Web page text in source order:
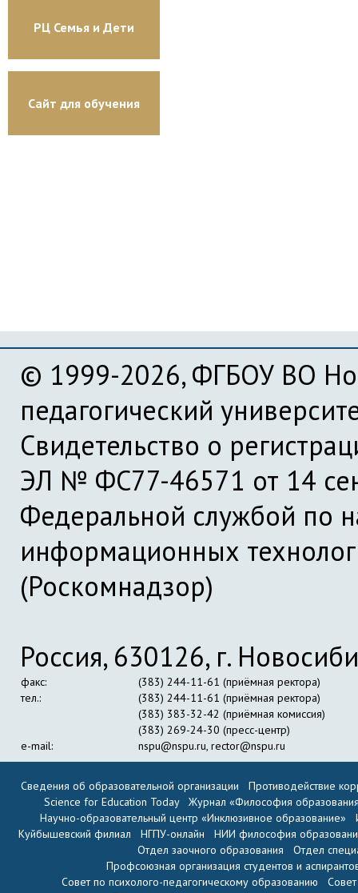
РЦ Семья и Дети
Сайт для обучения
© 1999-2026, ФГБОУ ВО
педагогический
Свидетельство о
ЭЛ № ФС77-46571 от 14
Федеральной службой по
информационных
(Роскомнадзор)
Россия, 630126, г.
факс:
(383) 244-11-61 (приёмная ректора)
тел.:
(383) 244-11-61 (приёмная ректора)
(383) 383-32-42 (приёмная комиссия)
(383) 269-24-30 (пресс-центр)
e-mail:
nspu@nspu.ru, rector@nspu.ru
Сведения об образовательной организации
Противодействие
Science for Education Today
Журнал «Философия
Научно-образовательный центр «Инклюзивное образование»
Куйбышевский филиал
НГПУ-онлайн
НИИ философия
Отдел заочного образования
Отдел
Профсоюзная организация студентов и
Совет по психолого-педагогическому образованию